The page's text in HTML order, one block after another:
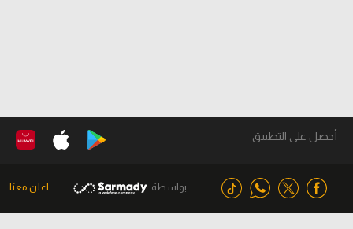
أحصل على التطبيق
بواسطة اعلن معنا